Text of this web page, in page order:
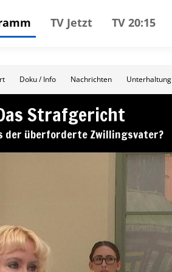
TV Jetzt TV 20:15
Doku / Info Nachrichten Unterhaltung
Strafgericht
der überforderte Zwillingsvater?